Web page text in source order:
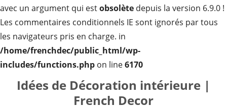
avec un argument qui estobsolète depuis la version 6.9.0 !
Les commentaires conditionnels IE sont ignorés par tous
les navigateurs pris en charge. in
/home/frenchdec/public_html/wp-
includes/functions.php on line6170
Idées de Décoration intérieure |
French Decor